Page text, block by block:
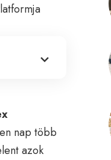
nap több
azok